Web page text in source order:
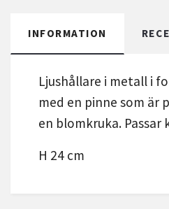
INFORMATION
Ljushållare i metall i
med en pinne som
en blomkruka. Passar
H 24 cm